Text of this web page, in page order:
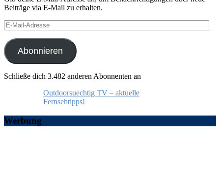
Beiträge via E-Mail zu erhalten.
E-
Mail-
Adresse
Abonnieren
Schließe dich 3.482 anderen Abonnenten an
Outdoorsuechtig TV – aktuelle
Fernsehtipps!
Werbung